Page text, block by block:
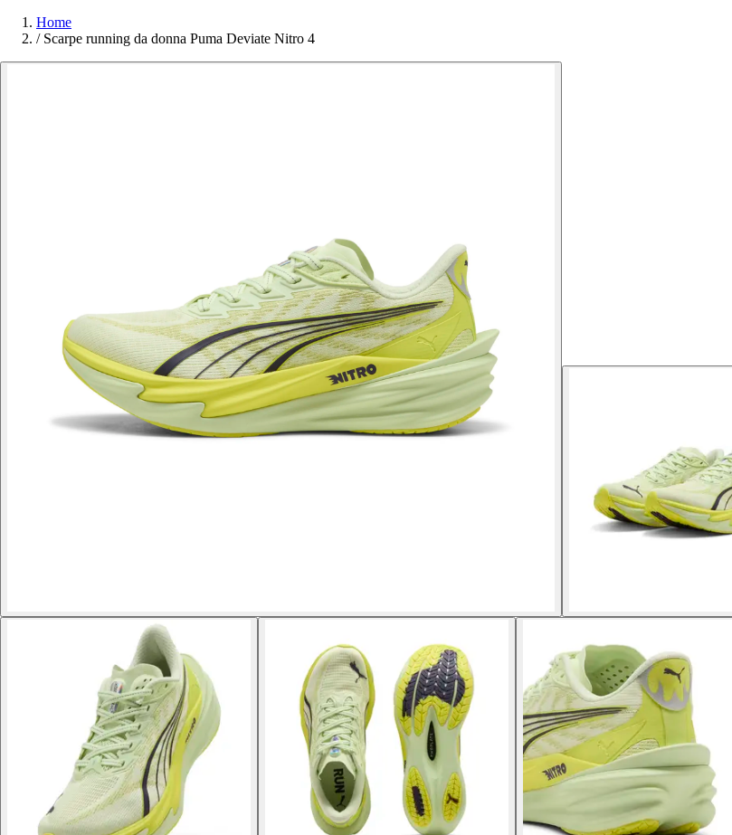
Home
/ Scarpe running da donna Puma Deviate Nitro 4